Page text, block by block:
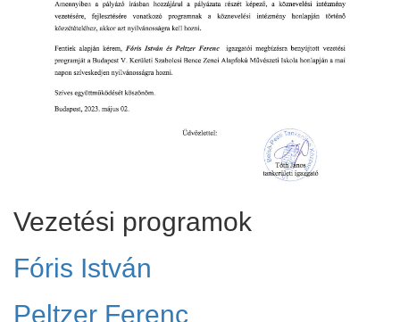
Vezetési programok
Fóris István
Peltzer Ferenc